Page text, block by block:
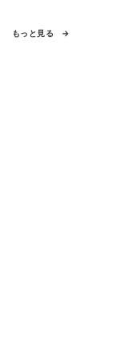
もっと見る